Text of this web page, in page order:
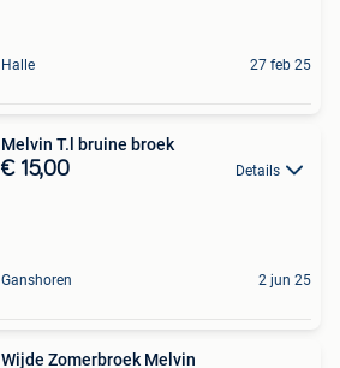
Halle 27 feb 25
Melvin T.l bruine broek
€ 15,00 Details
Ganshoren 2 jun 25
Wijde Zomerbroek Melvin